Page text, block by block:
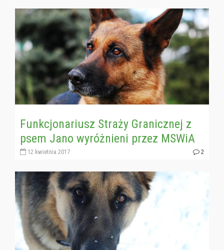
Funkcjonariusz Straży Granicznej z
psem Jano wyróżnieni przez MSWiA
12 kwietnia 2017 2